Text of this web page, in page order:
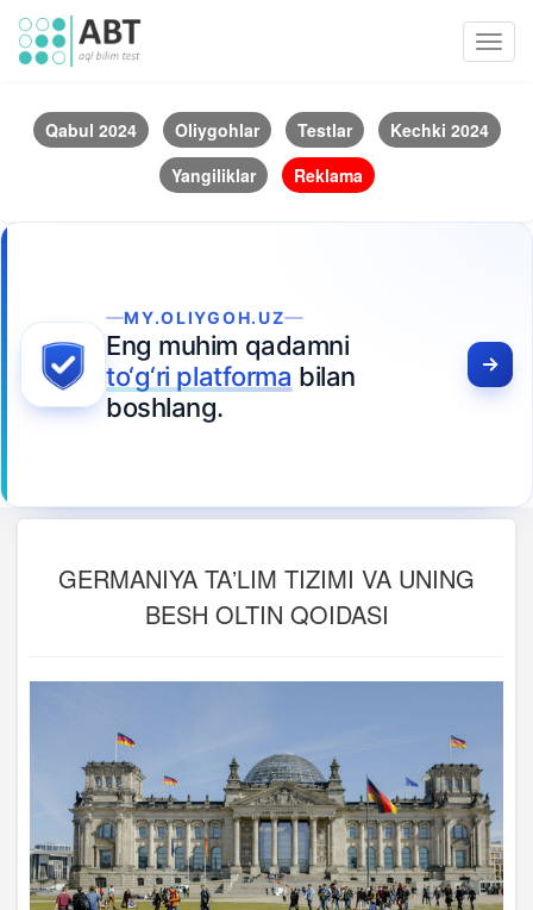
Qabul 2024 Oliygohlar Testlar
Kechki 2024
Yangiliklar
Reklama
MY.OLIYGOH.UZ
Eng muhim qadamni
to‘g‘ri platforma bilan
boshlang.
GERMANIYA TAʼLIM TIZIMI VA UNING
BESH OLTIN QOIDASI